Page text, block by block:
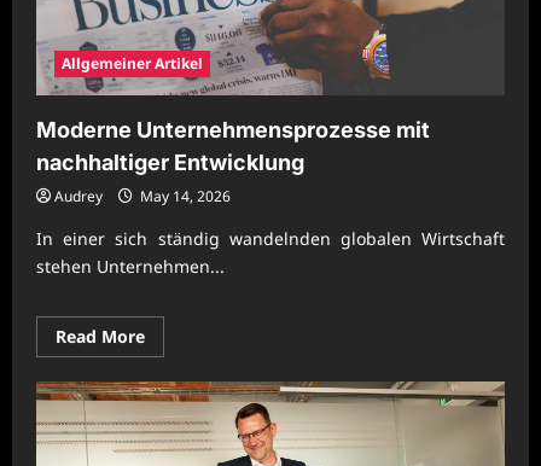
Allgemeiner Artikel
Moderne Unternehmensprozesse mit
nachhaltiger Entwicklung
Audrey May 14, 2026
In einer sich ständig wandelnden globalen Wirtschaft
stehen Unternehmen...
Read MoreRead
more
Moderne
Unternehmensprozesse
mit
nachhaltiger
Entwicklung